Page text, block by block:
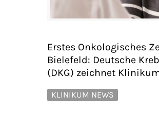
Erstes Onkologisches
Bielefeld: Deutsche
(DKG) zeichnet
KLINIKUM NEWS